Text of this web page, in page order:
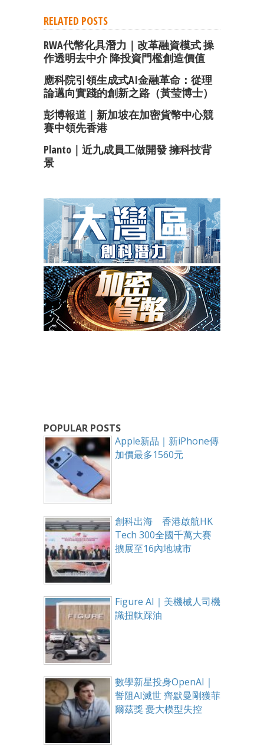
RELATED POSTS
RWA代幣化具潛力｜改革融資模式 操
作透明去中介 降投資門檻創造價值
應科院引領生成式AI金融革命：從理
論邁向實踐的創新之路（黃莹博士）
彭博報道｜新加坡在加密貨幣中心競
賽中領先香港
Planto｜近九成員工做開發 擁科技背
景
POPULAR POSTS
Apple新品｜新iPhone傳
加價最多1560元
創科出海 香港啟航HK
Tech 300全國千萬大賽
擴展至16內地城市
Figure AI｜美機械人司機
識扭軚踩油
數學新星投身OpenAI｜
誓阻AI滅世 齊默曼剛獲菲
爾茲獎 憂大模型失控